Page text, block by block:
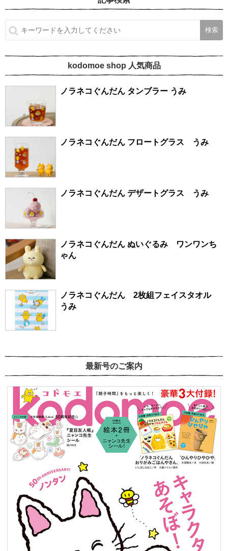
kodomoe shop 人気商品
ノラネコぐんだん タンブラー うみ
ノラネコぐんだん フロートグラス うみ
ノラネコぐんだん デザートグラス うみ
ノラネコぐんだん ぬいぐるみ ワンワンち
ゃん
ノラネコぐんだん 2枚組フェイスタオル
うみ
最新号のご案内